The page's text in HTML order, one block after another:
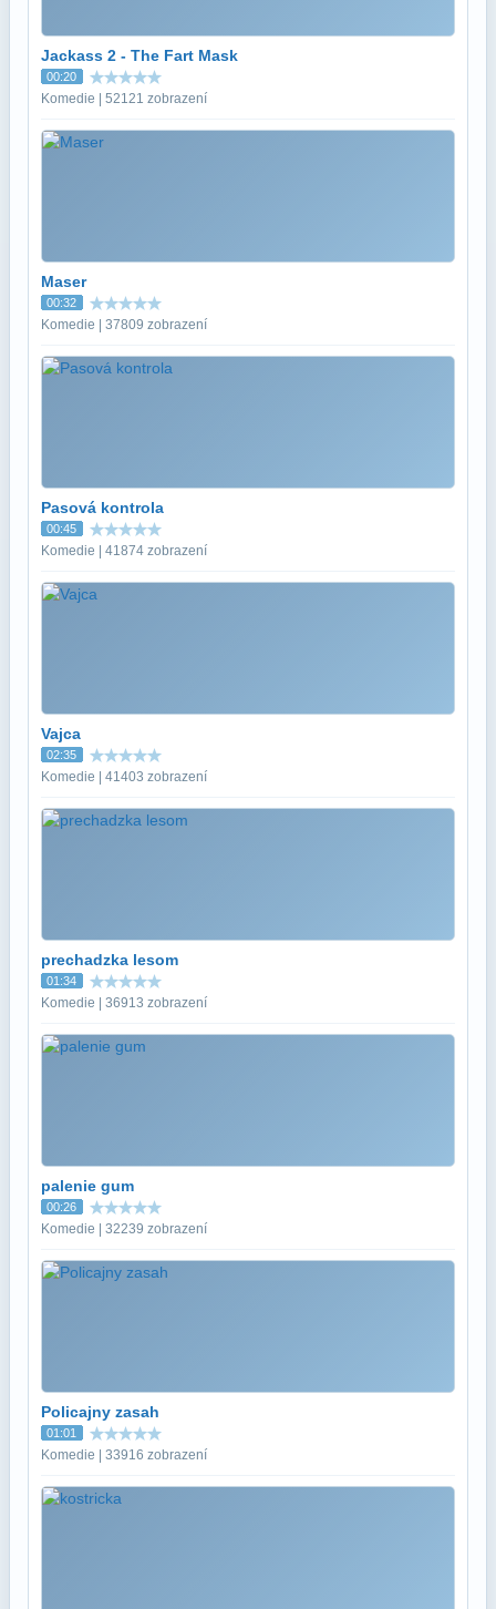
Jackass 2 - The Fart Mask
00:20
Komedie | 52121 zobrazení
Maser
00:32
Komedie | 37809 zobrazení
Pasová kontrola
00:45
Komedie | 41874 zobrazení
Vajca
02:35
Komedie | 41403 zobrazení
prechadzka lesom
01:34
Komedie | 36913 zobrazení
palenie gum
00:26
Komedie | 32239 zobrazení
Policajny zasah
01:01
Komedie | 33916 zobrazení